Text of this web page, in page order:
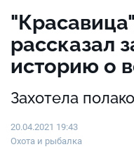
рассказал
историю о
Захотела
20.04.2021 19:43
Охота и рыбалка